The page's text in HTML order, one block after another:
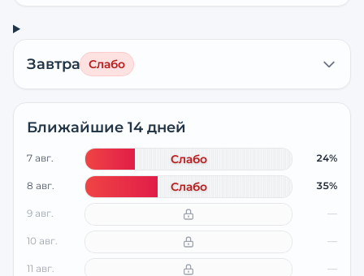
Завтра Слабо
Ближайшие 14 дней
7 авг. Слабо 24%
8 авг. Слабо 35%
9 авг. —
10 авг. —
11 авг. —